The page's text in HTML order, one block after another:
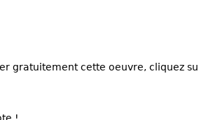
gratuitement cette oeuvre, cliquez
!